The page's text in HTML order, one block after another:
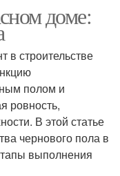
доме:
в строительстве
полом и
ровность,
В этой статье
чернового пола в
выполнения